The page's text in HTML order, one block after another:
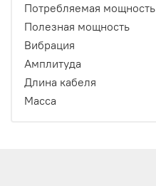
Потребляемая мощность
Полезная мощность
Вибрация
Амплитуда
Длина кабеля
Масса